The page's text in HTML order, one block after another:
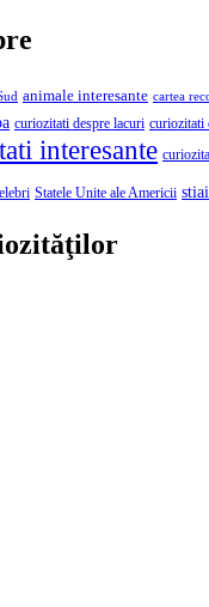
animale interesante cartea
curiozitati despre lacuri curiozitati
interesante
Statele Unite ale Americii